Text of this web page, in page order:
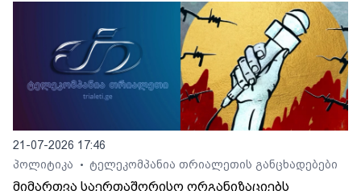
21-07-2026 17:46
პოლიტიკა
• ტელეკომპანია თრიალეთის განცხადებები
მიმართვა საერთაშორისო ორგანიზაციებს